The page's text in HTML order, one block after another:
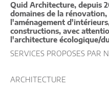
Quid Architecture, depuis
domaines de la
l'aménagement
constructions, avec
l'architecture écologique/
SERVICES PROPOSES PAR
ARCHITECTURE